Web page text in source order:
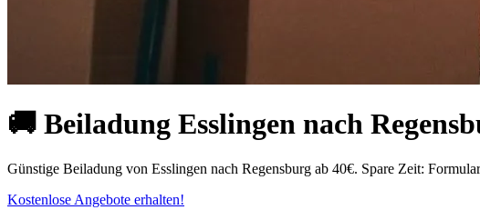
🚚 Beiladung Esslingen nach
Günstige Beiladung von Esslingen nach Regensburg ab 40€. Spare Zeit:
Kostenlose Angebote erhalten!